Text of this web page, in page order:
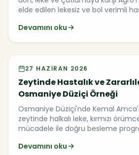
elde edilen lekesiz ve bol verimli
Devamını oku
Video
27 HAZIRAN 2026
Zeytinde Hastalık ve
Osmaniye Düziçi Örneği
Osmaniye Düziçi'nde Kemal
zeytinde halkalı leke, kırmızı
mücadele ile doğru besleme
Devamını oku